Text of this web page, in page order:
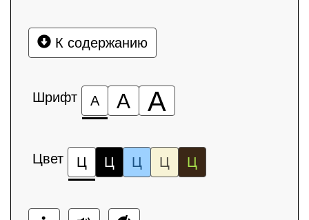
К содержанию
Шрифт А А А
Цвет Ц Ц Ц Ц Ц